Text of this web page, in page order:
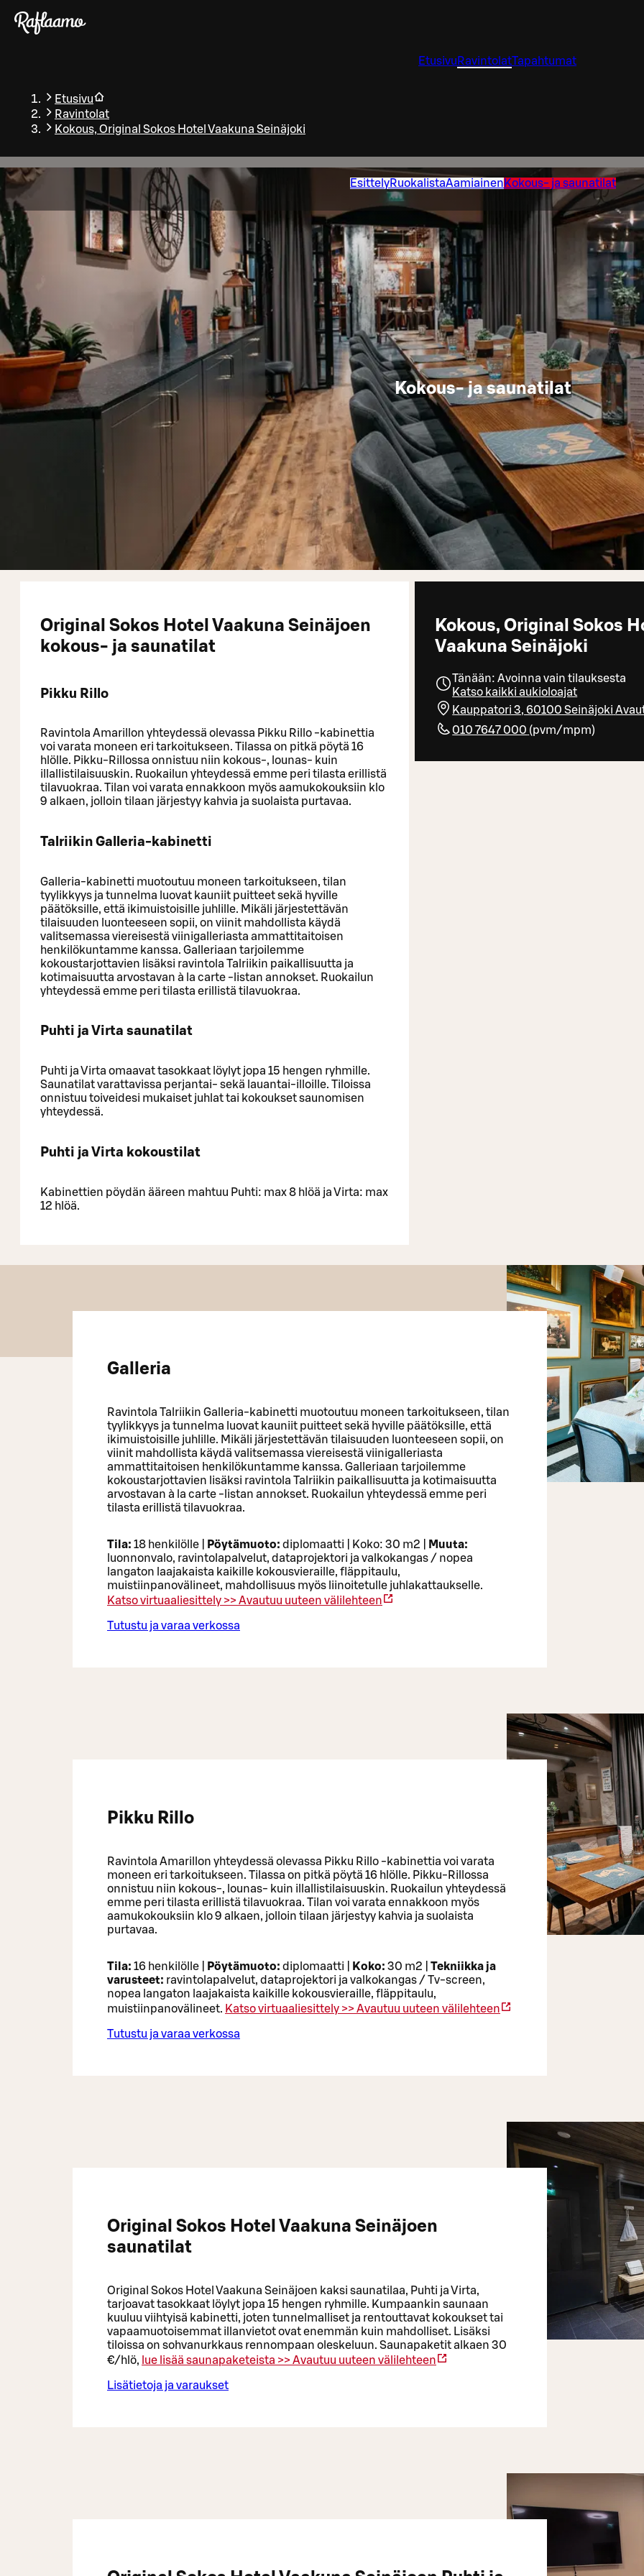
Siirry pääsisältöön
Etusivu RavintolatTapahtumat
Etusivu
Ravintolat
Kokous, Original Sokos Hotel Vaakuna Seinäjoki
EsittelyRuokalistaAamiainen Kokous- ja saunatilat
Kokous- ja saunatilat
Kokous, Original Sokos
Vaakuna Seinäjoki
Tänään: Avoinna vain tilauksesta
Katso kaikki aukioloajat
Kauppatori 3, 60100 Seinäjoki
010 7647 000 (pvm/mpm)
Original Sokos Hotel Vaakuna Seinäjoen
kokous- ja saunatilat
Pikku Rillo
Ravintola Amarillon yhteydessä olevassa Pikku Rillo -kabinettia
voi varata moneen eri tarkoitukseen. Tilassa on pitkä pöytä 16
hlölle. Pikku-Rillossa onnistuu niin kokous-, lounas- kuin
illallistilaisuuskin. Ruokailun yhteydessä emme peri tilasta erillistä
tilavuokraa. Tilan voi varata ennakkoon myös aamukokouksiin klo
9 alkaen, jolloin tilaan järjestyy kahvia ja suolaista purtavaa.
Talriikin Galleria-kabinetti
Galleria-kabinetti muotoutuu moneen tarkoitukseen, tilan
tyylikkyys ja tunnelma luovat kauniit puitteet sekä hyville
päätöksille, että ikimuistoisille juhlille. Mikäli järjestettävän
tilaisuuden luonteeseen sopii, on viinit mahdollista käydä
valitsemassa viereisestä viinigalleriasta ammattitaitoisen
henkilökuntamme kanssa. Galleriaan tarjoilemme
kokoustarjottavien lisäksi ravintola Talriikin paikallisuutta ja
kotimaisuutta arvostavan à la carte -listan annokset. Ruokailun
yhteydessä emme peri tilasta erillistä tilavuokraa.
Puhti ja Virta saunatilat
Puhti ja Virta omaavat tasokkaat löylyt jopa 15 hengen ryhmille.
Saunatilat varattavissa perjantai- sekä lauantai-illoille. Tiloissa
onnistuu toiveidesi mukaiset juhlat tai kokoukset saunomisen
yhteydessä.
Puhti ja Virta kokoustilat
Kabinettien pöydän ääreen mahtuu Puhti: max 8 hlöä ja Virta: max
12 hlöä.
Galleria
Ravintola Talriikin Galleria-kabinetti muotoutuu moneen tarkoitukseen, tilan
tyylikkyys ja tunnelma luovat kauniit puitteet sekä hyville päätöksille, että
ikimuistoisille juhlille. Mikäli järjestettävän tilaisuuden luonteeseen sopii, on
viinit mahdollista käydä valitsemassa viereisestä viinigalleriasta
ammattitaitoisen henkilökuntamme kanssa. Galleriaan tarjoilemme
kokoustarjottavien lisäksi ravintola Talriikin paikallisuutta ja kotimaisuutta
arvostavan à la carte -listan annokset. Ruokailun yhteydessä emme peri
tilasta erillistä tilavuokraa.
Tila: 18 henkilölle | Pöytämuoto: diplomaatti | Koko: 30 m2 |
Muuta:
luonnonvalo, ravintolapalvelut, dataprojektori ja valkokangas / nopea
langaton laajakaista kaikille kokousvieraille, fläppitaulu,
muistiinpanovälineet, mahdollisuus myös liinoitetulle juhlakattaukselle.
Katso virtuaaliesittely >>Avautuu uuteen välilehteen
Tutustu ja varaa verkossa
Pikku Rillo
Ravintola Amarillon yhteydessä olevassa Pikku Rillo -kabinettia voi varata
moneen eri tarkoitukseen. Tilassa on pitkä pöytä 16 hlölle. Pikku-Rillossa
onnistuu niin kokous-, lounas- kuin illallistilaisuuskin. Ruokailun yhteydessä
emme peri tilasta erillistä tilavuokraa. Tilan voi varata ennakkoon myös
aamukokouksiin klo 9 alkaen, jolloin tilaan järjestyy kahvia ja suolaista
purtavaa.
Tila: 16 henkilölle | Pöytämuoto: diplomaatti | Koko: 30 m2 | Tekniikka ja
varusteet: ravintolapalvelut, dataprojektori ja valkokangas / Tv-screen,
nopea langaton laajakaista kaikille kokousvieraille, fläppitaulu,
muistiinpanovälineet. Katso virtuaaliesittely >>Avautuu uuteen välilehteen
Tutustu ja varaa verkossa
Original Sokos Hotel Vaakuna Seinäjoen
saunatilat
Original Sokos Hotel Vaakuna Seinäjoen kaksi saunatilaa, Puhti ja Virta,
tarjoavat tasokkaat löylyt jopa 15 hengen ryhmille. Kumpaankin saunaan
kuuluu viihtyisä kabinetti, joten tunnelmalliset ja rentouttavat kokoukset tai
vapaamuotoisemmat illanvietot ovat enemmän kuin mahdolliset. Lisäksi
tiloissa on sohvanurkkaus rennompaan oleskeluun. Saunapaketit alkaen 30
€/hlö, lue lisää saunapaketeista >>Avautuu uuteen välilehteen
Lisätietoja ja varaukset